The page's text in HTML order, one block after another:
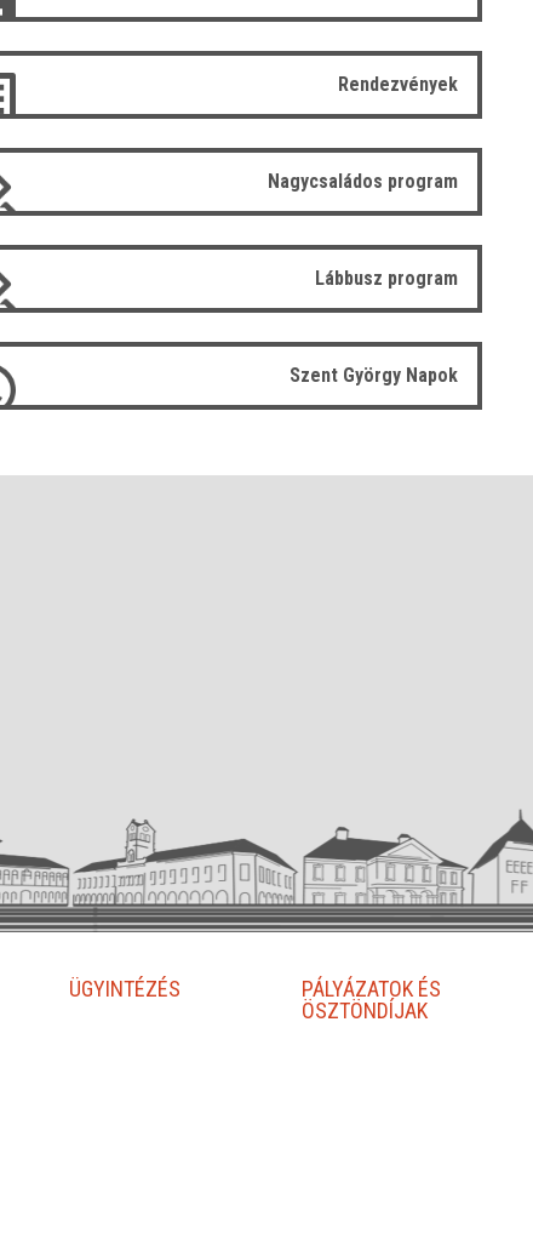
Rendezvények
Nagycsaládos program
Lábbusz program
Szent György Napok
ÜGYINTÉZÉS
PÁLYÁZATOK ÉS
ÖSZTÖNDÍJAK